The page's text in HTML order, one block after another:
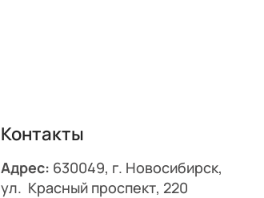
Контакты
Адрес: 630049, г. Новосибирск,
ул. Красный проспект, 220